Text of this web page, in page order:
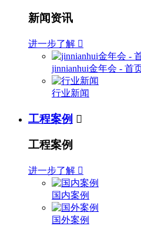
新闻资讯
进一步了解 
jinnianhui金年会 - 首
行业新闻
工程案例 
工程案例
进一步了解 
国内案例
国外案例